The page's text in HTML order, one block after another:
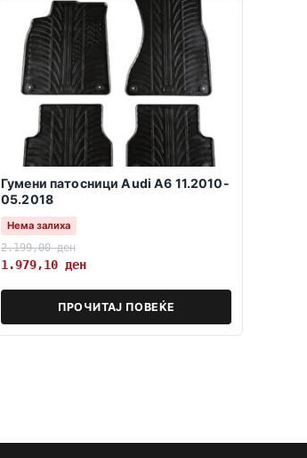
Гумени патосници Audi A6 11.2010-
05.2018
Нема залиха
2.199,00ден
1.979,10 ден
ПРОЧИТАЈ ПОВЕЌЕ